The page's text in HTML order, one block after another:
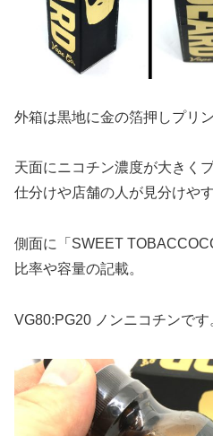
外箱は黒地に金の箔押しプリン
天面にニコチン濃度が大きく
仕分けや店舗の人が見分けや
側面に「SWEET
比率や容量の記載。
VG80:PG20 ノンニコチンです